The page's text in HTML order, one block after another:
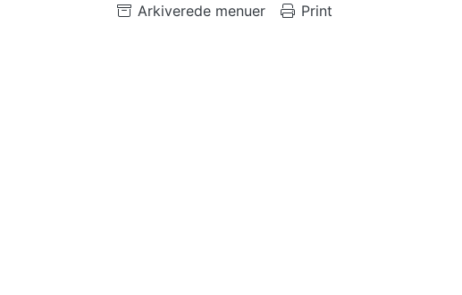
Arkiverede menuer Print